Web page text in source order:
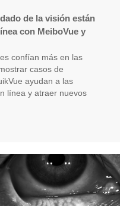
de la visión están
con MeiboVue y
confían más en las
casos de
ayudan a las
línea y atraer nuevos